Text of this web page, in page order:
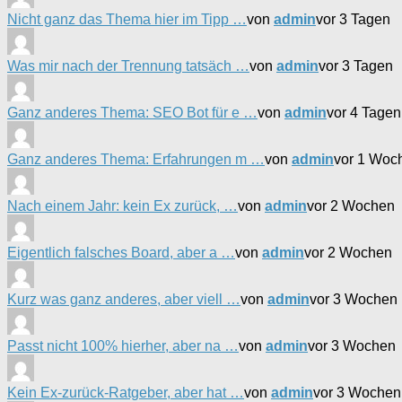
Nicht ganz das Thema hier im Tipp …von adminvor 3 Tagen
Was mir nach der Trennung tatsäch …von adminvor 3 Tagen
Ganz anderes Thema: SEO Bot für e …von adminvor 4 Tagen
Ganz anderes Thema: Erfahrungen m …von adminvor 1
Nach einem Jahr: kein Ex zurück, …von adminvor 2 Wochen
Eigentlich falsches Board, aber a …von adminvor 2 Wochen
Kurz was ganz anderes, aber viell …von adminvor 3 Wochen
Passt nicht 100% hierher, aber na …von adminvor 3 Wochen
Kein Ex-zurück-Ratgeber, aber hat …von adminvor 3 Wochen